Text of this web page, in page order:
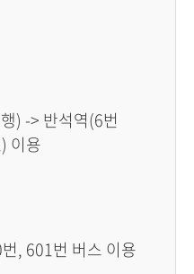
) -> 반석역(6번
이용
, 601번 버스 이용